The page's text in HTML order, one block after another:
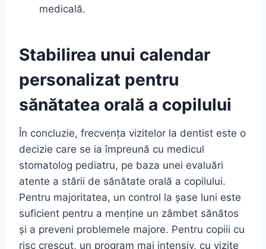
medicală.
Stabilirea unui calendar
personalizat pentru
sănătatea orală a copilului
În concluzie, frecvența vizitelor la dentist este o
decizie care se ia împreună cu medicul
stomatolog pediatru, pe baza unei evaluări
atente a stării de sănătate orală a copilului.
Pentru majoritatea, un control la șase luni este
suficient pentru a menține un zâmbet sănătos
și a preveni problemele majore. Pentru copiii cu
risc crescut, un program mai intensiv, cu vizite